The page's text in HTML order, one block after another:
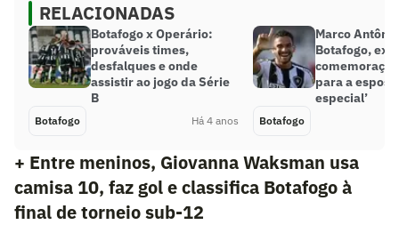
RELACIONADAS
Botafogo x Operário:
prováveis times,
desfalques e onde
assistir ao jogo da Série
B
Botafogo Há 4 anos
Marco
Botafogo,
comemoração
para a
especial’
Botafogo
+ Entre meninos, Giovanna Waksman usa
camisa 10, faz gol e classifica Botafogo à
final de torneio sub-12